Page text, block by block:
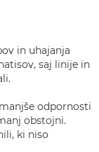
in uhajanja
saj linije in
odpornosti
obstojni.
ki niso